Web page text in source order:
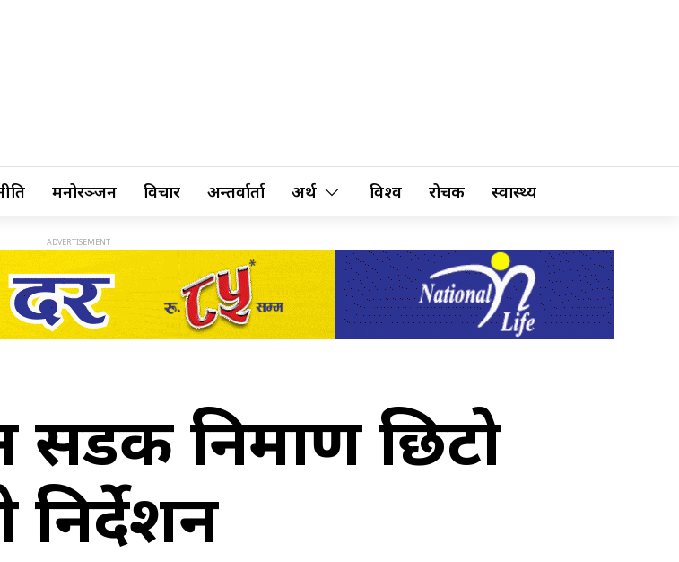
मनोरञ्जन विचार अन्तर्वार्ता अर्थ विश्व रोचक स्वास्थ्य
निर्माण छिटो
निर्देशन